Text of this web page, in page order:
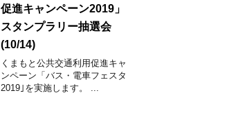
促進キャンペーン2019」
スタンプラリー抽選会
(10/14)
くまもと公共交通利用促進キャ
ンペーン「バス・電車フェスタ
2019｣を実施します。 ...